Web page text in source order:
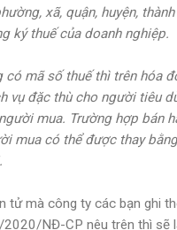
xã, quận, huyện,
ký thuế của doanh nghiệp.
mã số thuế thì trên hóa
vụ đặc thù cho người tiêu
mua. Trường hợp bán
mua có thể được thay
tử mà công ty các bạn ghi
NĐ-CP nêu trên thì sẽ